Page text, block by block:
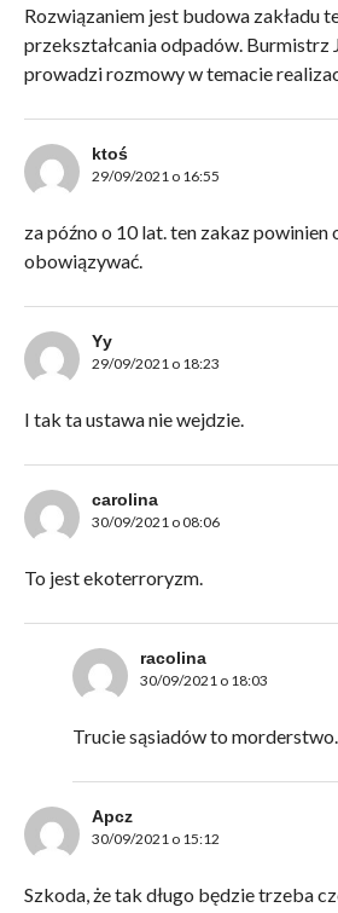
Rozwiązaniem jest budowa zakładu
przekształcania odpadów. Burmistrz
prowadzi rozmowy w temacie
ktoś
29/09/2021 o 16:55
za późno o 10 lat. ten zakaz powinien
obowiązywać.
Yy
29/09/2021 o 18:23
I tak ta ustawa nie wejdzie.
carolina
30/09/2021 o 08:06
To jest ekoterroryzm.
racolina
30/09/2021 o 18:03
Trucie sąsiadów to morderstwo.
Apcz
30/09/2021 o 15:12
Szkoda, że tak długo będzie trzeba